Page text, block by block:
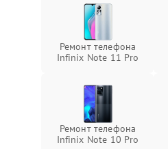
Ремонт телефона
Infinix Note 11 Pro
Ремонт телефона
Infinix Note 10 Pro